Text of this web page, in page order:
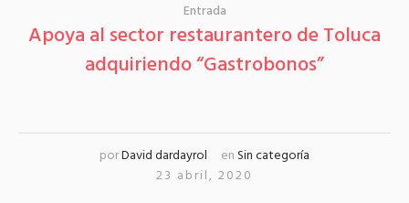
Entrada
Apoya al sector restaurantero de Toluca
adquiriendo “Gastrobonos”
porDavid dardayrol en Sin categoría
23 abril, 2020